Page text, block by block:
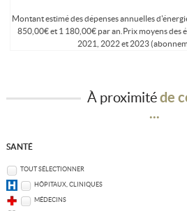
Montant estimé des dépenses annuelles
850,00€ et 1 180,00€ par an.Prix moyens des
2021, 2022 et 2023
À proximitéde
...
SANTÉ
TOUT SÉLECTIONNER
HÔPITAUX, CLINIQUES
MÉDECINS